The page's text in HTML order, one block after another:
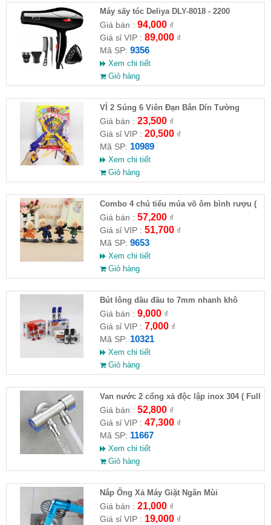
Máy sấy tóc Deliya DLY-8018 - 2200
Giá bán : 94,000₫
Giá sỉ VIP : 89,000₫
Mã SP: 9356
Xem chi tiết
Giỏ hàng
VỈ 2 Súng 6 Viên Đạn Bắn Dín Tường
Giá bán : 23,500₫
Giá sỉ VIP : 20,500₫
Mã SP: 10989
Xem chi tiết
Giỏ hàng
Combo 4 chú tiểu múa võ ôm bình rượu (
HĐ )
Giá bán : 57,200₫
Giá sỉ VIP : 51,700₫
Mã SP: 9653
Xem chi tiết
Giỏ hàng
Bút lông dầu đầu to 7mm nhanh khô
Giá bán : 9,000₫
Giá sỉ VIP : 7,000₫
Mã SP: 10321
Xem chi tiết
Giỏ hàng
Van nước 2 cổng xả độc lập inox 304 ( Full
VAT )
Giá bán : 52,800₫
Giá sỉ VIP : 47,300₫
Mã SP: 11667
Xem chi tiết
Giỏ hàng
Nắp Ống Xả Máy Giặt Ngăn Mùi
Giá bán : 21,000₫
Giá sỉ VIP : 19,000₫